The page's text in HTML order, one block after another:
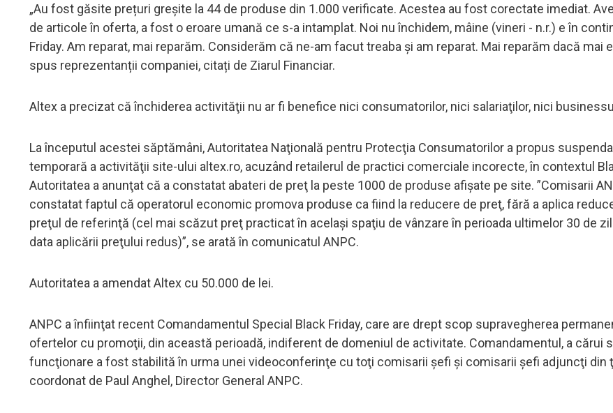
„Au fost găsite prețuri greșite la 44 de produse din 1.000 verificate. Acestea au fost corectate imediat.
de articole în oferta, a fost o eroare umană ce s-a intamplat. Noi nu închidem, mâine (vineri - n.r.) e în
Friday. Am reparat, mai reparăm. Considerăm că ne-am facut treaba şi am reparat. Mai reparăm dacă mai e
spus reprezentanții companiei, citați de Ziarul Financiar.
Altex a precizat că închiderea activităţii nu ar fi benefice nici consumatorilor, nici salariaţilor, nici
La începutul acestei săptămâni, Autoritatea Naţională pentru Protecţia Consumatorilor a propus
temporară a activităţii site-ului altex.ro, acuzând retailerul de practici comerciale incorecte, în contextul
Autoritatea a anunţat că a constatat abateri de preţ la peste 1000 de produse afişate pe site. ”Comisarii
constatat faptul că operatorul economic promova produse ca fiind la reducere de preţ, fără a aplica
preţul de referinţă (cel mai scăzut preţ practicat în acelaşi spaţiu de vânzare în perioada ultimelor 30 de
data aplicării preţului redus)”, se arată în comunicatul ANPC.
Autoritatea a amendat Altex cu 50.000 de lei.
ANPC a înfiinţat recent Comandamentul Special Black Friday, care are drept scop supravegherea
ofertelor cu promoţii, din această perioadă, indiferent de domeniul de activitate. Comandamentul, a cărui
funcţionare a fost stabilită în urma unei videoconferinţe cu toţi comisarii şefi şi comisarii şefi adjuncţi din
coordonat de Paul Anghel, Director General ANPC.